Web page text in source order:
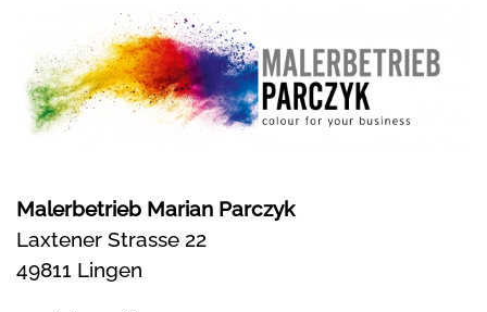
Malerbetrieb Marian Parczyk
Laxtener Strasse 22
49811 Lingen